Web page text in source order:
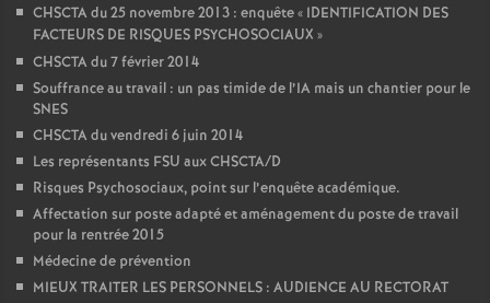
CHSCTA du 25 novembre 2013 : enquête « IDENTIFICATION DES
FACTEURS DE RISQUES PSYCHOSOCIAUX »
CHSCTA du 7 février 2014
Souffrance au travail : un pas timide de l’IA mais un chantier pour le
SNES
CHSCTA du vendredi 6 juin 2014
Les représentants FSU aux CHSCTA/D
Risques Psychosociaux, point sur l’enquête académique.
Affectation sur poste adapté et aménagement du poste de travail
pour la rentrée 2015
Médecine de prévention
MIEUX TRAITER LES PERSONNELS : AUDIENCE AU RECTORAT